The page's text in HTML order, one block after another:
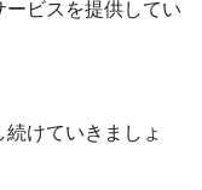
ビスを提供してい
けていきましょ